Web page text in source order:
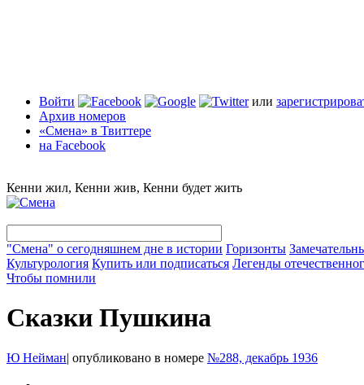
Войти или
Архив номеров
«Смена» в Твиттере
на Facebook
Кенни жил, Кенни жив, Кенни будет жить
"Смена" о сегодняшнем дне в истории Горизонты
Культурология Купить или подписаться Легенды
Чтобы помнили
Сказки Пушкина
Ю Нейман| опубликовано в номере №288, декабрь 1936